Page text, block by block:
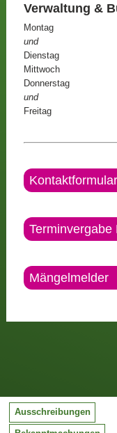
Verwaltung &
Montag
und
Dienstag
Mittwoch
Donnerstag
und
Freitag
Kontaktformular
Terminvergabe
Mängelmelder
Ausschreibungen